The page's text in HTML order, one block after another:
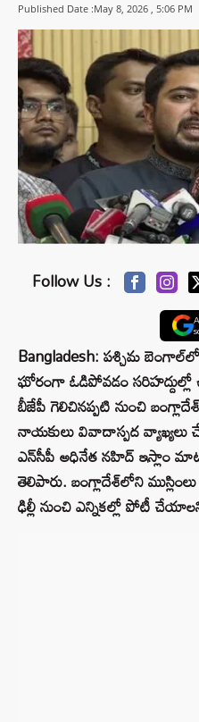
Published Date :May 8, 2026 , 5:06 PM
Follow Us :
Bangladesh: పశ్చిమ
ఘోరంగా ఓడిపోవడం సరిహద్దుల్లో
బీజేపీ గెలిచినప్పటి నుంచి
నాయకులు వివాదాస్పద వ్యాఖ్యలు
ఎన్‌సీపీ అధినేత నహిద్ ఇస్లాం
తెలిపారు. బంగ్లాదేశ్‌లోని
ఢిల్లీ నుంచి ఎన్నికల్లో పోటీ